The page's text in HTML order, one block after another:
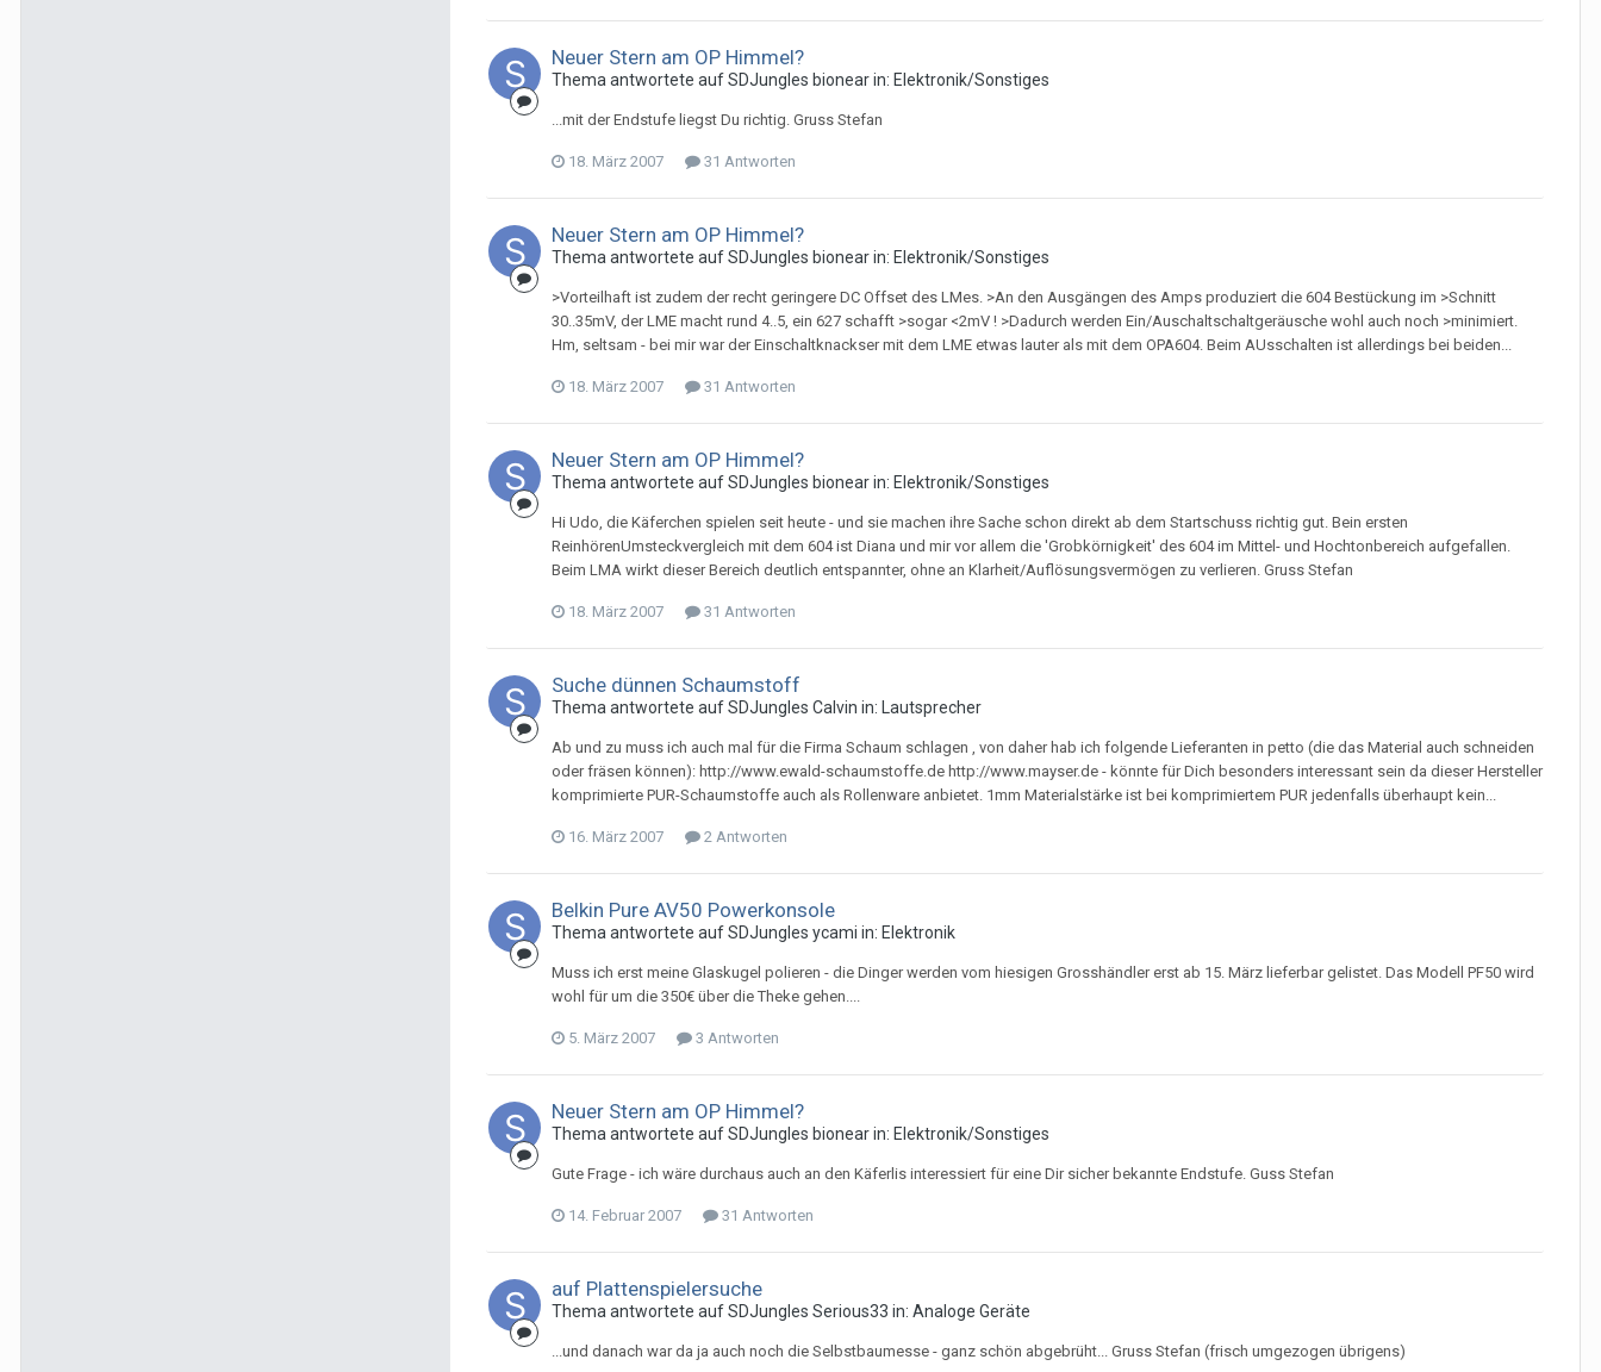
Neuer Stern am OP Himmel?
Thema antwortete aufSDJungles bionearin: Elektronik/Sonstiges
...mit der Endstufe liegst Du richtig. Gruss Stefan
18. März 2007 31 Antworten
Neuer Stern am OP Himmel?
Thema antwortete aufSDJungles bionearin: Elektronik/Sonstiges
>Vorteilhaft ist zudem der recht geringere DC Offset des LMes. >An den Ausgängen des Amps produziert die 604 Bestückung im >Schnitt
30..35mV, der LME macht rund 4..5, ein 627 schafft >sogar <2mV ! >Dadurch werden Ein/Auschaltschaltgeräusche wohl auch noch >minimiert.
Hm, seltsam - bei mir war der Einschaltknackser mit dem LME etwas lauter als mit dem OPA604. Beim AUsschalten ist allerdings bei beiden...
18. März 2007 31 Antworten
Neuer Stern am OP Himmel?
Thema antwortete aufSDJungles bionearin: Elektronik/Sonstiges
Hi Udo, die Käferchen spielen seit heute - und sie machen ihre Sache schon direkt ab dem Startschuss richtig gut. Bein ersten
ReinhörenUmsteckvergleich mit dem 604 ist Diana und mir vor allem die 'Grobkörnigkeit' des 604 im Mittel- und Hochtonbereich aufgefallen.
Beim LMA wirkt dieser Bereich deutlich entspannter, ohne an Klarheit/Auflösungsvermögen zu verlieren. Gruss Stefan
18. März 2007 31 Antworten
Suche dünnen Schaumstoff
Thema antwortete aufSDJungles Calvin in: Lautsprecher
Ab und zu muss ich auch mal für die Firma Schaum schlagen , von daher hab ich folgende Lieferanten in petto (die das Material auch schneiden
oder fräsen können): http://www.ewald-schaumstoffe.de http://www.mayser.de - könnte für Dich besonders interessant sein da dieser Hersteller
komprimierte PUR-Schaumstoffe auch als Rollenware anbietet. 1mm Materialstärke ist bei komprimiertem PUR jedenfalls überhaupt kein...
16. März 2007 2 Antworten
Belkin Pure AV50 Powerkonsole
Thema antwortete aufSDJungles ycami in: Elektronik
Muss ich erst meine Glaskugel polieren - die Dinger werden vom hiesigen Grosshändler erst ab 15. März lieferbar gelistet. Das Modell PF50 wird
wohl für um die 350€ über die Theke gehen....
5. März 2007 3 Antworten
Neuer Stern am OP Himmel?
Thema antwortete aufSDJungles bionearin: Elektronik/Sonstiges
Gute Frage - ich wäre durchaus auch an den Käferlis interessiert für eine Dir sicher bekannte Endstufe. Guss Stefan
14. Februar 2007 31 Antworten
auf Plattenspielersuche
Thema antwortete aufSDJungles Serious33 in: Analoge Geräte
...und danach war da ja auch noch die Selbstbaumesse - ganz schön abgebrüht... Gruss Stefan (frisch umgezogen übrigens)